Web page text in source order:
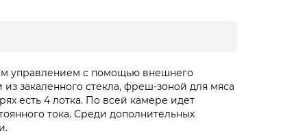
управлением с помощью внешнего
закаленного стекла, фреш-зоной для мяса
есть 4 лотка. По всей камере идет
тока. Среди дополнительных